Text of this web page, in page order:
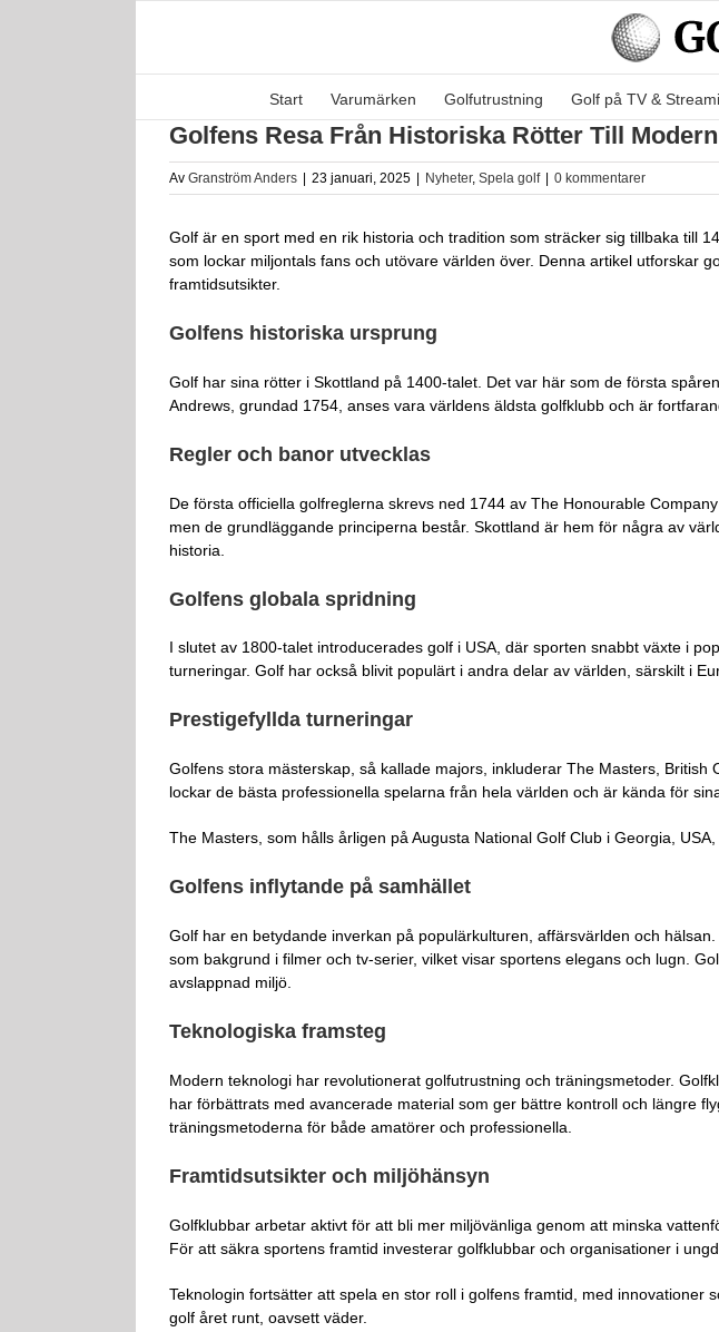
Start Varumärken Golfutrustning Golf på TV &
Golfens Resa Från Historiska Rötter Till
Av Granström Anders 23 januari, 2025 Nyheter, Spela golf 0 kommentarer
Golf är en sport med en rik historia och tradition som sträcker sig tillbaka till
som lockar miljontals fans och utövare världen över. Denna artikel utforskar
framtidsutsikter.
Golfens historiska ursprung
Golf har sina rötter i Skottland på 1400-talet. Det var här som de första
Andrews, grundad 1754, anses vara världens äldsta golfklubb och är
Regler och banor utvecklas
De första officiella golfreglerna skrevs ned 1744 av The Honourable
men de grundläggande principerna består. Skottland är hem för några av
historia.
Golfens globala spridning
I slutet av 1800-talet introducerades golf i USA, där sporten snabbt växte i
turneringar. Golf har också blivit populärt i andra delar av världen, särskilt i
Prestigefyllda turneringar
Golfens stora mästerskap, så kallade majors, inkluderar The Masters,
lockar de bästa professionella spelarna från hela världen och är kända för
The Masters, som hålls årligen på Augusta National Golf Club i Georgia,
Golfens inflytande på samhället
Golf har en betydande inverkan på populärkulturen, affärsvärlden och
som bakgrund i filmer och tv-serier, vilket visar sportens elegans och lugn.
avslappnad miljö.
Teknologiska framsteg
Modern teknologi har revolutionerat golfutrustning och träningsmetoder.
har förbättrats med avancerade material som ger bättre kontroll och längre
träningsmetoderna för både amatörer och professionella.
Framtidsutsikter och miljöhänsyn
Golfklubbar arbetar aktivt för att bli mer miljövänliga genom att minska
För att säkra sportens framtid investerar golfklubbar och organisationer i
Teknologin fortsätter att spela en stor roll i golfens framtid, med
golf året runt, oavsett väder.